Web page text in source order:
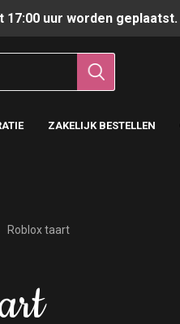
uur worden geplaatst.
ZAKELIJK BESTELLEN
Roblox taart